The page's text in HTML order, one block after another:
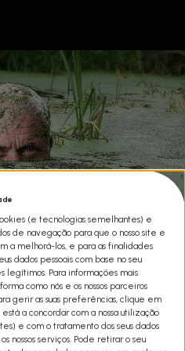
COM JEREMY
últimos 35 anos a resolver os
lagos e mares do nosso
cana’ após várias temporadas
mostrou algumas das mais
(e tecnologias semelhantes) e
de navegação para que o nosso site e
a melhorá-los, e para as finalidades
dados pessoais com base no seu
legítimos. Para informações mais
como nós e os nossos parceiros
gerir as suas preferências, clique em
a concordar com a nossa utilização
e com o tratamento dos seus dados
nossos serviços. Pode retirar o seu